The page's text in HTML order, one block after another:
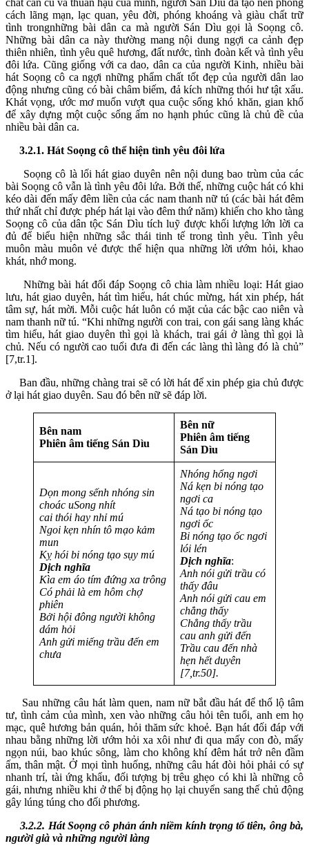
cách lãng mạn, lạc quan, yêu đời, phóng khoáng và giàu chất trữ
tình trongnhững bài dân ca mà người Sán Dìu gọi là Soọng cô.
Những bài dân ca này thường mang nội dung ngợi ca cảnh đẹp
thiên nhiên, tình yêu quê hương, đất nước, tình đoàn kết và tình yêu
đôi lứa. Cũng giống với ca dao, dân ca của người Kinh, nhiều bài
hát Soọng cô ca ngợi những phẩm chất tốt đẹp của người dân lao
động nhưng cũng có bài châm biếm, đả kích những thói hư tật xấu.
Khát vọng, ước mơ muốn vượt qua cuộc sống khó khăn, gian khổ
để xây dựng một cuộc sống ấm no hạnh phúc cũng là chủ đề của
nhiều bài dân ca.
3.2.1. Hát Soọng cô thể hiện tình yêu đôi lứa
Soọng cô là lối hát giao duyên nên nội dung bao trùm của các
bài Soọng cô vẫn là tình yêu đôi lứa. Bởi thế, những cuộc hát có khi
kéo dài đến mấy đêm liền của các nam thanh nữ tú (các bài hát đêm
thứ nhất chỉ được phép hát lại vào đêm thứ năm) khiến cho kho tàng
Soọng cô của dân tộc Sán Dìu tích luỹ được khối lượng lớn lời ca
đủ để biểu hiện những sắc thái tinh tế trong tình yêu. Tình yêu
muôn màu muôn vẻ được thể hiện qua những lời ướm hỏi, khao
khát, nhớ mong.
Những bài hát đối đáp Soọng cô chia làm nhiều loại: Hát giao
lưu, hát giao duyên, hát tìm hiểu, hát chúc mừng, hát xin phép, hát
tâm sự, hát mời. Mỗi cuộc hát luôn có mặt của các bậc cao niên và
nam thanh nữ tú. “Khi những người con trai, con gái sang làng khác
tìm hiểu, hát giao duyên thì gọi là khách, trai gái ở làng thì gọi là
chủ. Nếu có người cao tuổi đưa đi đến các làng thì làng đó là chủ”
[7,tr.1].
Ban đầu, những chàng trai sẽ có lời hát để xin phép gia chủ được
ở lại hát giao duyên. Sau đó bên nữ sẽ đáp lời.
Bên nam
Phiên âm tiếng Sán Dìu
Bên nữ
Phiên âm tiếng
Sán Dìu
Dọn mong sếnh nhóng sin
choác uSong nhít
cai thói hay nhỉ mú
Ngoi kẹn nhín tô mạo kảm
mun
Kỵ hói bi nóng tạo sụy mú
Dịch nghĩa
Kìa em áo tím đứng xa trông
Có phải là em hôm chợ
phiên
Bởi hội đông người không
dám hỏi
Anh gửi miếng trầu đến em
chưa
Nhóng hổng ngơi
Ná kẹn bi nóng tạo
ngơi ca
Ná tạo bi nóng tạo
ngơi ốc
Bi nóng tạo ốc ngơi
lói lén
Dịch nghĩa:
Anh nói gửi trầu có
thấy đâu
Anh nói gửi cau em
chẳng thấy
Chẳng thấy trầu
cau anh gửi đến
Trầu cau đến nhà
hẹn hết duyên
[7,tr.50].
Sau những câu hát làm quen, nam nữ bắt đầu hát để thổ lộ tâm
tư, tình cảm của mình, xen vào những câu hỏi tên tuổi, anh em họ
mạc, quê hương bản quán, hỏi thăm sức khoẻ. Bạn hát đối đáp với
nhau bằng những lời ướm hỏi xa xôi như đi qua mấy con đò, mấy
ngọn núi, bao khúc sông, làm cho không khí đêm hát trở nên đầm
ấm, thân mật. Ở mọi tình huống, những câu hát đòi hỏi phải có sự
nhanh trí, tài ứng khẩu, đối tượng bị trêu ghẹo có khi là những cô
gái, nhưng nhiều khi ở thế bị động họ lại chuyển sang thế chủ động
gây lúng túng cho đối phương.
3.2.2. Hát Soọng cô phản ánh niềm kính trọng tổ tiên, ông bà,
người già và những người làng